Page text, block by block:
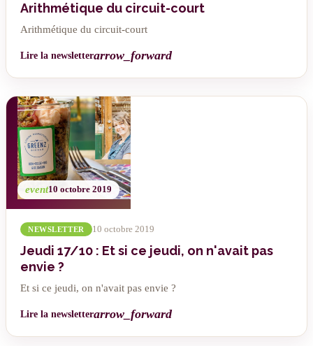
Arithmétique du circuit-court
Arithmétique du circuit-court
Lire la newsletterarrow_forward
event10 octobre 2019
NEWSLETTER 10 octobre 2019
Jeudi 17/10 : Et si ce jeudi, on n'avait pas
envie ?
Et si ce jeudi, on n'avait pas envie ?
Lire la newsletterarrow_forward